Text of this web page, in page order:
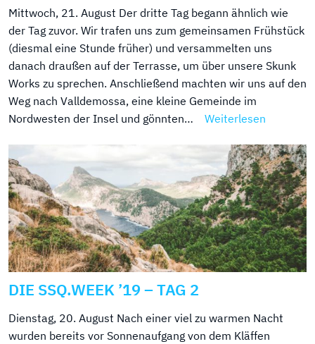
Mittwoch, 21. August Der dritte Tag begann ähnlich wie
der Tag zuvor. Wir trafen uns zum gemeinsamen Frühstück
(diesmal eine Stunde früher) und versammelten uns
danach draußen auf der Terrasse, um über unsere Skunk
Works zu sprechen. Anschließend machten wir uns auf den
Weg nach Valldemossa, eine kleine Gemeinde im
Nordwesten der Insel und gönnten…
Weiterlesen
DIE SSQ.WEEK ’19 – TAG 2
Dienstag, 20. August Nach einer viel zu warmen Nacht
wurden bereits vor Sonnenaufgang von dem Kläffen